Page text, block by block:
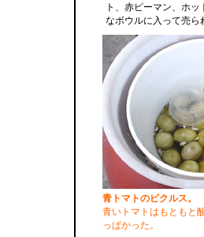
ト、赤ピーマン、ホ
なボウルに入って売ら
青トマトのピクルス。
青いトマトはもともと
っぱかった。